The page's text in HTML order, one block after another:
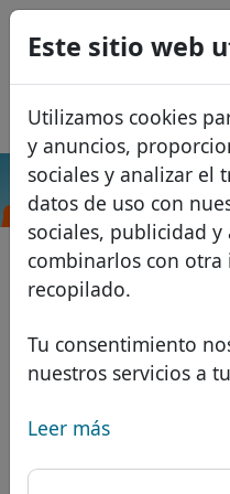
Este sitio web
Utilizamos cookies
y anuncios,
sociales y analizar el
datos de uso con
sociales, publicidad
combinarlos con
recopilado.
Tu consentimiento
nuestros servicios a
Leer más
Dominios
Base de datos
Dominios africanos
Dominios
Dominios
Dominios de
Dominios
Lista de precios
Descuentos
Transferir
Buscar
Servicios
Protección de ID
Alojamiento DNS
WHOIS
USD
EUR
GBP
Français
Italiano
Română
Eesti